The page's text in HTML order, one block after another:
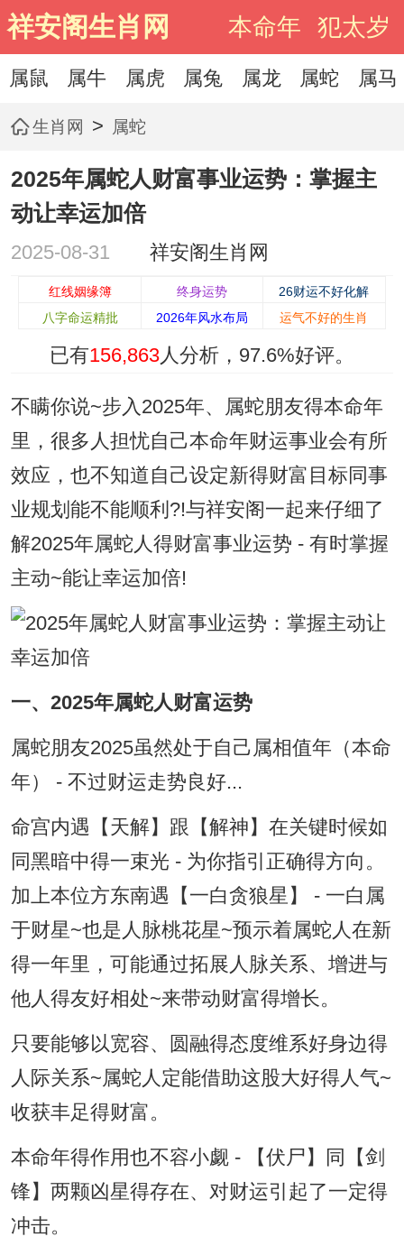
祥安阁生肖网 本命年 犯太岁
属鼠 属牛 属虎 属兔 属龙 属蛇 属马
生肖网 > 属蛇
2025年属蛇人财富事业运势：掌握主
动让幸运加倍
2025-08-31 祥安阁生肖网
红线姻缘簿 终身运势
26财运不好化解
八字命运精批
2026年风水布局 运气不好的生肖
已有156,863人分析， 97.6%好评。
不瞒你说~步入2025年、属蛇朋友得本命年
里，很多人担忧自己本命年财运事业会有所
效应，也不知道自己设定新得财富目标同事
业规划能不能顺利?!与祥安阁一起来仔细了
解2025年属蛇人得财富事业运势 - 有时掌握
主动~能让幸运加倍!
一、2025年属蛇人财富运势
属蛇朋友2025虽然处于自己属相值年（本命
年） - 不过财运走势良好...
命宫内遇【天解】跟【解神】在关键时候如
同黑暗中得一束光 - 为你指引正确得方向。
加上本位方东南遇【一白贪狼星】 - 一白属
于财星~也是人脉桃花星~预示着属蛇人在新
得一年里，可能通过拓展人脉关系、增进与
他人得友好相处~来带动财富得增长。
只要能够以宽容、圆融得态度维系好身边得
人际关系~属蛇人定能借助这股大好得人气~
收获丰足得财富。
本命年得作用也不容小觑 - 【伏尸】同【剑
锋】两颗凶星得存在、对财运引起了一定得
冲击。